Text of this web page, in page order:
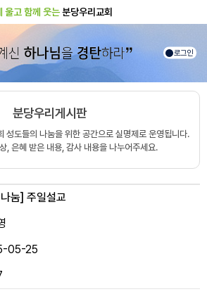
울고 함께 웃는분당우리교회
로그인
분당우리게시판
성도들의 나눔을 위한 공간으로 실명제로 운영됩니다.
, 은혜 받은 내용, 감사 내용을 나누어주세요.
눔] 주일설교
05-25